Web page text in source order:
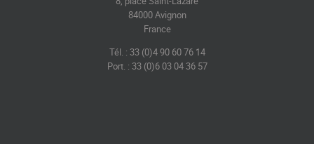
84000 Avignon
France
Tél. : 33 (0)4 90 60 76 14
Port. : 33 (0)6 03 04 36 57